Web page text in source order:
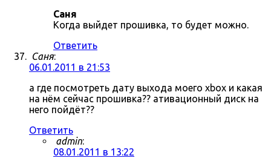
Саня
Когда выйдет прошивка, то будет можно.
Ответить
Саня:
06.01.2011 в 21:53
а где посмотреть дату выхода моего xbox и какая
на нём сейчас прошивка?? ативационный диск на
него пойдёт??
Ответить
admin:
08.01.2011 в 13:22